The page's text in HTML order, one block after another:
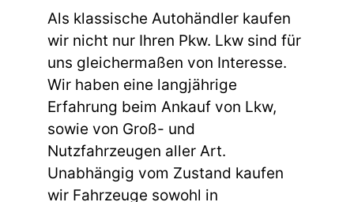
Als klassische Autohändler kaufen
wir nicht nur Ihren Pkw. Lkw sind für
uns gleichermaßen von Interesse.
Wir haben eine langjährige
Erfahrung beim Ankauf von Lkw,
sowie von Groß- und
Nutzfahrzeugen aller Art.
Unabhängig vom Zustand kaufen
wir Fahrzeuge sowohl in